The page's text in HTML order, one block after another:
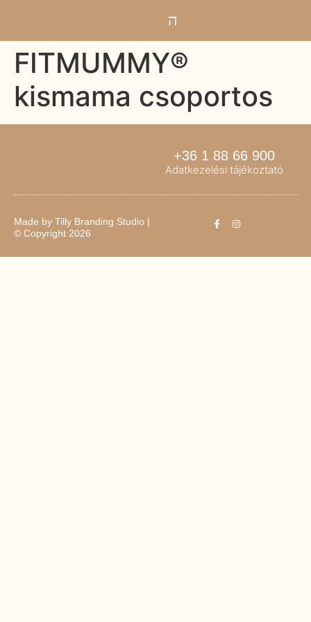
FITMUMMY®
kismama csoportos
+36 1 88 66 900
Adatkezelési tájékoztató
Made by Tilly Branding Studio |
© Copyright 2026